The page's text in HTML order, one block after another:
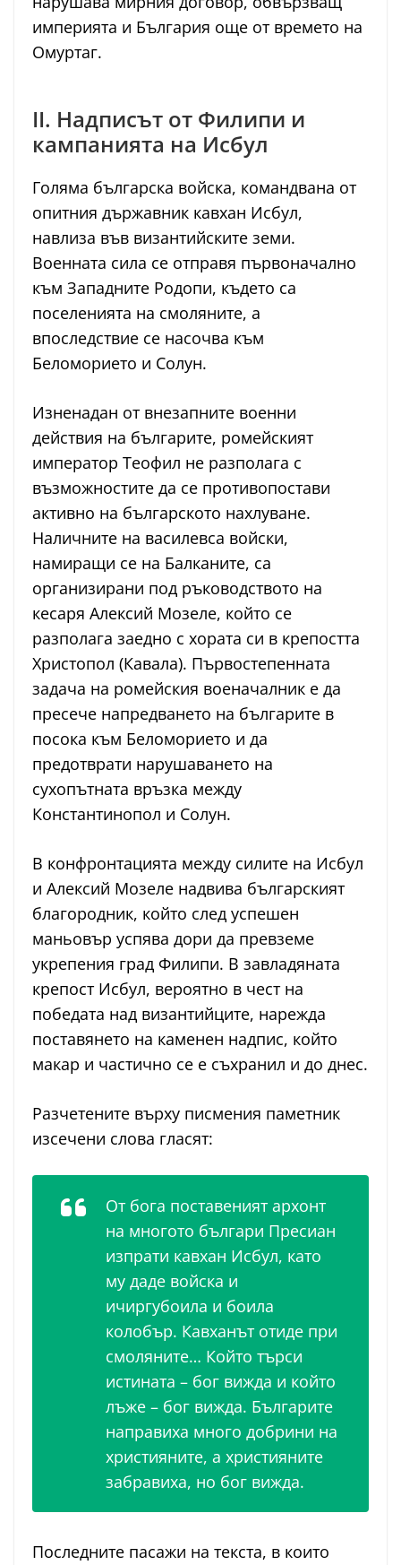
империята и България още от времето на
Омуртаг.
II. Надписът от Филипи и
кампанията на Исбул
Голяма българска войска, командвана от
опитния държавник кавхан Исбул,
навлиза във византийските земи.
Военната сила се отправя първоначално
към Западните Родопи, където са
поселенията на смоляните, а
впоследствие се насочва към
Беломорието и Солун.
Изненадан от внезапните военни
действия на българите, ромейският
император Теофил не разполага с
възможностите да се противопостави
активно на българското нахлуване.
Наличните на василевса войски,
намиращи се на Балканите, са
организирани под ръководството на
кесаря Алексий Мозеле, който се
разполага заедно с хората си в крепостта
Христопол (Кавала). Първостепенната
задача на ромейския военачалник е да
пресече напредването на българите в
посока към Беломорието и да
предотврати нарушаването на
сухопътната връзка между
Константинопол и Солун.
В конфронтацията между силите на Исбул
и Алексий Мозеле надвива българският
благородник, който след успешен
маньовър успява дори да превземе
укрепения град Филипи. В завладяната
крепост Исбул, вероятно в чест на
победата над византийците, нарежда
поставянето на каменен надпис, който
макар и частично се е съхранил и до днес.
Разчетените върху писмения паметник
изсечени слова гласят:
От бога поставеният архонт
на многото българи Пресиан
изпрати кавхан Исбул, като
му даде войска и
ичиргубоила и боила
колобър. Кавханът отиде при
смоляните… Който търси
истината – бог вижда и който
лъже – бог вижда. Българите
направиха много добрини на
християните, а християните
забравиха, но бог вижда.
Последните пасажи на текста, в които